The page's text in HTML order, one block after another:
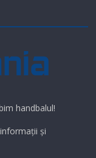
handbalul!
și